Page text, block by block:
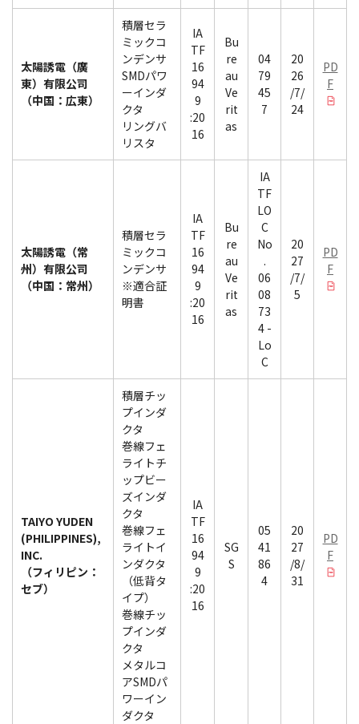
太陽誘電（廣
東）有限公司
（中国：広東）
積層セラ
ミックコ
ンデンサ
SMDパワ
ーインダ
クタ
リングバ
リスタ
IA
TF
16
94
9
:20
16
Bu
re
au
Ve
rit
as
04
79
45
7
20
26
/7/
24
PD
F
太陽誘電（常
州）有限公司
（中国：常州）
積層セラ
ミックコ
ンデンサ
※適合証
明書
IA
TF
16
94
9
:20
16
Bu
re
au
Ve
rit
as
IA
TF
LO
C
No
.
06
08
73
4 -
Lo
C
20
27
/7/
5
PD
F
TAIYO YUDEN
(PHILIPPINES),
INC.
（フィリピン：
セブ）
積層チッ
プインダ
クタ
巻線フェ
ライトチ
ップビー
ズインダ
クタ
巻線フェ
ライトイ
ンダクタ
（低背タ
イプ）
巻線チッ
プインダ
クタ
メタルコ
アSMDパ
ワーイン
ダクタ
IA
TF
16
94
9
:20
16
SG
S
05
41
86
4
20
27
/8/
31
PD
F